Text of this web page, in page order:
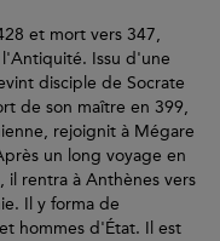
et mort vers 347,
Issu d'une
disciple de Socrate
de son maître en 399,
rejoignit à Mégare
un long voyage en
il rentra à Anthènes vers
Il y forma de
hommes d'État. Il est